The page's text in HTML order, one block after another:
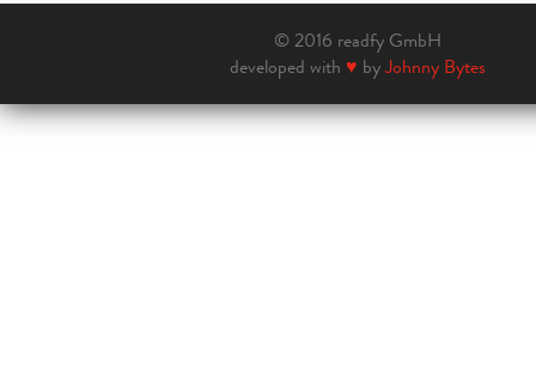
© 2016 readfy GmbH
developed with ♥ byJohnny Bytes